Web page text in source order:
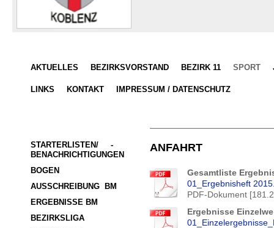
AKTUELLES BEZIRKSVORSTAND BEZIRK 11 SPORT
LINKS KONTAKT IMPRESSUM / DATENSCHUTZ
STARTERLISTEN/     -
BENACHRICHTIGUNGEN
BOGEN
AUSSCHREIBUNG  BM
ERGEBNISSE BM
BEZIRKSLIGA
ANFAHRT
Gesamtliste
01_Ergebnisheft
PDF-Dokument
Ergebnisse